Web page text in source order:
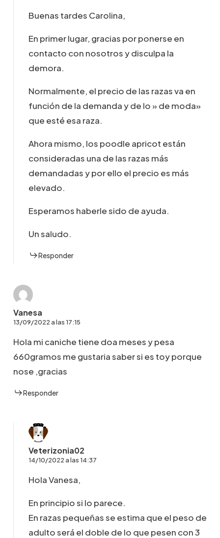
Buenas tardes Carolina,
En primer lugar, gracias por ponerse en
contacto con nosotros y disculpa la
demora.
Normalmente, el precio de las razas va en
función de la demanda y de lo » de moda»
que esté esa raza.
Ahora mismo, los poodle apricot están
consideradas una de las razas más
demandadas y por ello el precio es más
elevado.
Esperamos haberle sido de ayuda.
Un saludo.
Responder
Vanesa
13/09/2022 a las 17:15
Hola mi caniche tiene doa meses y pesa
660gramos me gustaria saber si es toy porque
nose ,gracias
Responder
Veterizonia02
14/10/2022 a las 14:37
Hola Vanesa,
En principio si lo parece.
En razas pequeñas se estima que el peso de
adulto será el doble de lo que pesen con 3